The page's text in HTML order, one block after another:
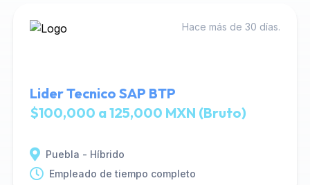
Hace más de 30 días.
Lider Tecnico SAP BTP
$100,000 a 125,000 MXN (Bruto)
Puebla - Híbrido
Empleado de tiempo completo